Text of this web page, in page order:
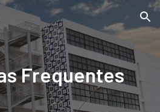
Skip to navigation
Frequentes